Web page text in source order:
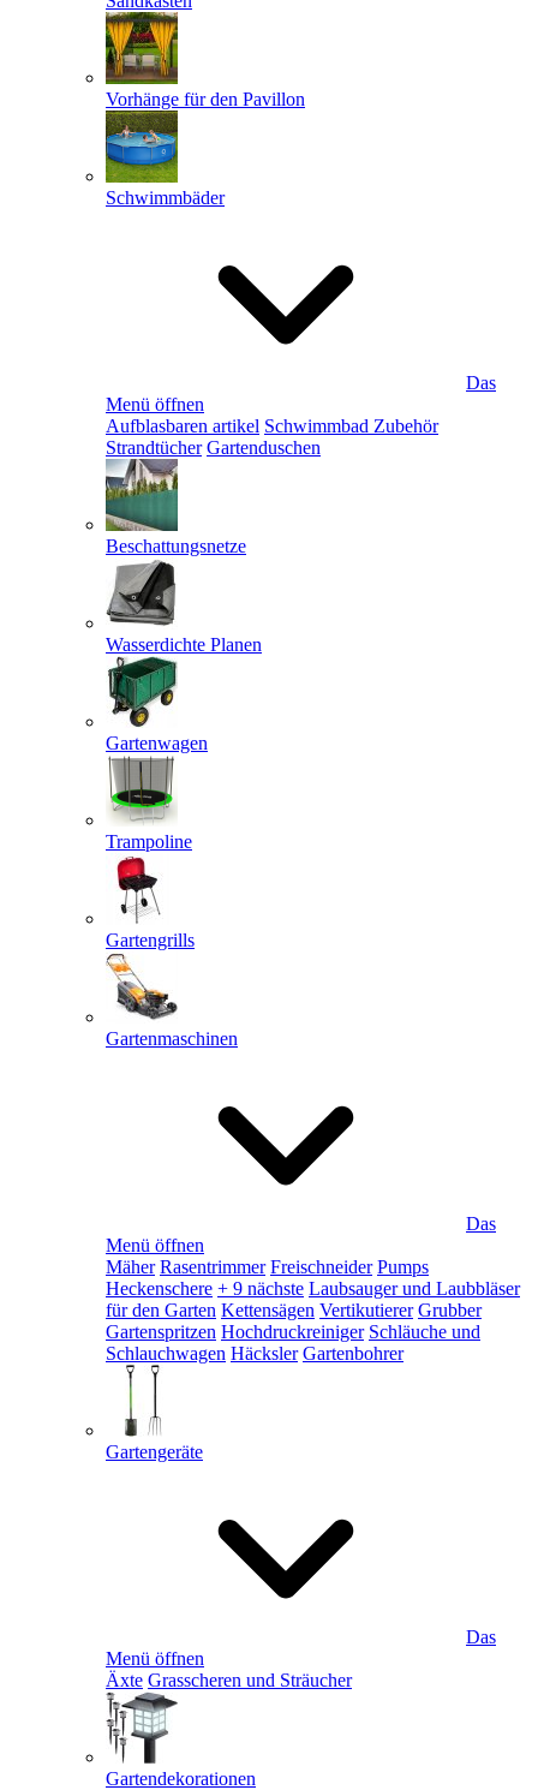
Vorhänge für den Pavillon
Schwimmbäder
Das
Menü öffnen
Aufblasbaren artikel Schwimmbad Zubehör
Strandtücher Gartenduschen
Beschattungsnetze
Wasserdichte Planen
Gartenwagen
Trampoline
Gartengrills
Gartenmaschinen
Das
Menü öffnen
Mäher Rasentrimmer Freischneider Pumps
Heckenschere + 9 nächste Laubsauger und Laubbläser
für den Garten Kettensägen Vertikutierer Grubber
Gartenspritzen Hochdruckreiniger Schläuche und
Schlauchwagen Häcksler Gartenbohrer
Gartengeräte
Das
Menü öffnen
Äxte Grasscheren und Sträucher
Gartendekorationen